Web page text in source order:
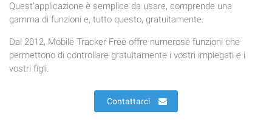
Quest'applicazione è semplice da usare, comprende una
gamma di funzioni e, tutto questo, gratuitamente.
Dal 2012, Mobile Tracker Free offre numerose funzioni che
permettono di controllare gratuitamente i vostri impiegati e i
vostri figli.
Contattarci